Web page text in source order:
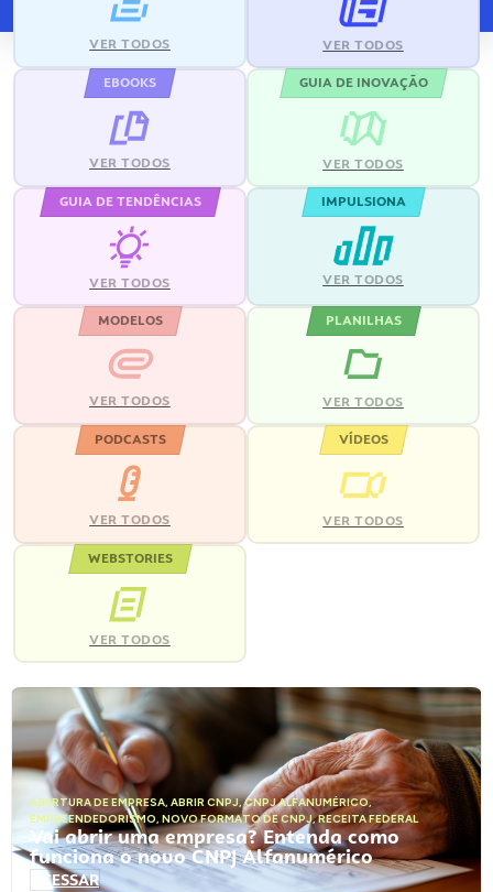
VER TODOS VER TODOS
EBOOKS
VER TODOS
GUIA DE INOVAÇÃO
VER TODOS
GUIA DE TENDÊNCIAS
VER TODOS
IMPULSIONA
VER TODOS
MODELOS
VER TODOS
PLANILHAS
VER TODOS
PODCASTS
VER TODOS
VÍDEOS
VER TODOS
WEBSTORIES
VER TODOS
ABERTURA DE EMPRESA, ABRIR CNPJ,CNPJ ALFANUMÉRICO,
EMPREENDEDORISMO, NOVO FORMATO DE CNPJ,RECEITA FEDERAL
Vai abrir uma empresa? Entenda como
funciona o novo CNPJ Alfanumérico
ACESSAR